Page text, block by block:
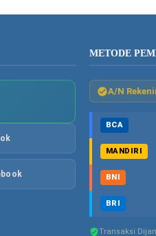
METODE
A/N
BCA
MANDIRI
BNI
BRI
Transaksi